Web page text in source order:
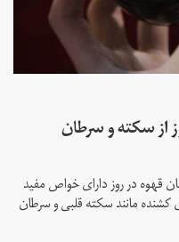
از سکته و سرطان
قهوه در روز دارای خواص مفید
کشنده مانند سکته قلبی و سرطان